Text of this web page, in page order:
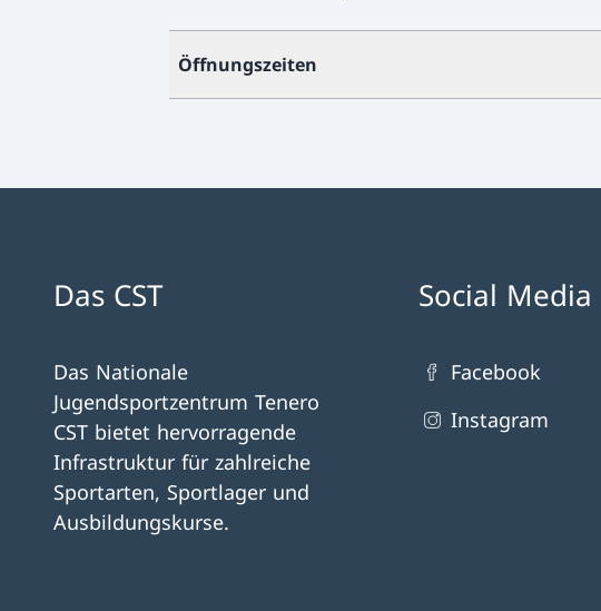
Öffnungszeiten
Das CST
Das Nationale
Jugendsportzentrum Tenero
CST bietet hervorragende
Infrastruktur für zahlreiche
Sportarten, Sportlager und
Ausbildungskurse.
Social Media
Facebook
Instagram